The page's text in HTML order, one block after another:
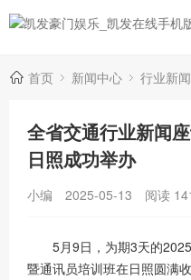
首页 新闻中心 行业新闻
全省交通行业新闻
日照成功举办
小编 2025-05-13 阅读
5月9日，为期3天的2025
暨通讯员培训班在日照圆满